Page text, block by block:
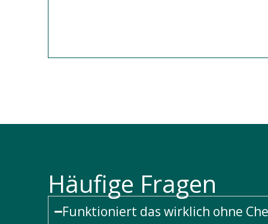
Häufige Fragen
Funktioniert das wirklich ohne